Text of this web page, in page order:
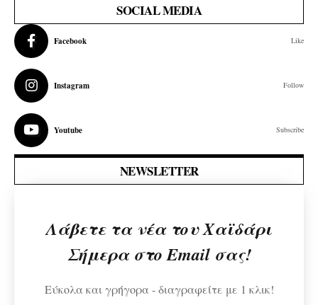
SOCIAL MEDIA
Facebook Like
Instagram Follow
Youtube Subscribe
NEWSLETTER
Λάβετε τα νέα του Χαϊδάρι
Σήμερα στο Email σας!
Εύκολα και γρήγορα - διαγραφείτε με 1 κλικ!